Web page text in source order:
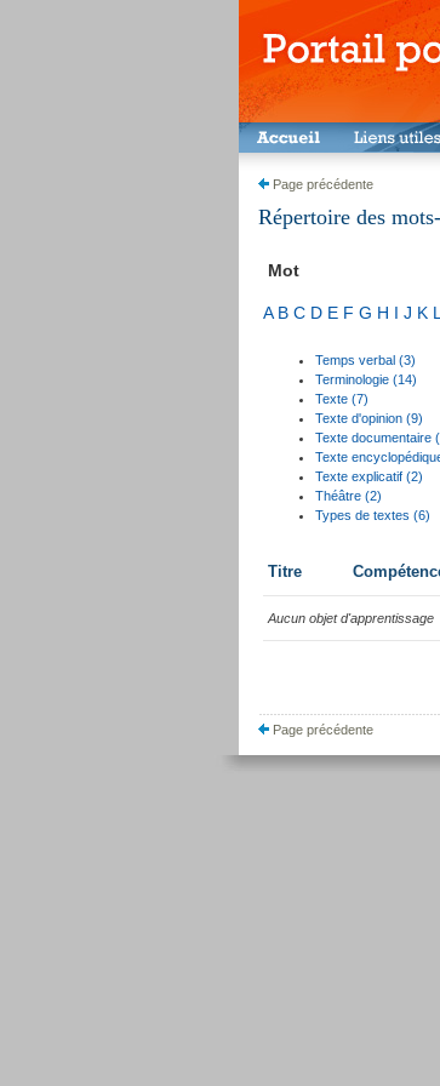
Page précédente
Répertoire des
Mot
A B C D E F G H I J K L
Temps verbal (3)
Terminologie (14)
Texte (7)
Texte d'opinion (9)
Texte documentaire
Texte
Texte explicatif (2)
Théâtre (2)
Types de textes (6)
Titre
Aucun objet d'apprentissage
Page précédente